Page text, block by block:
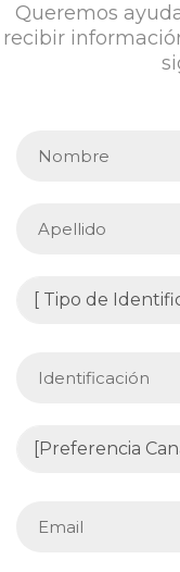
Queremos
recibir